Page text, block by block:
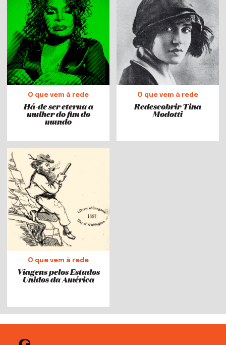
O que vem à rede
Há-de ser eterna a
mulher do fim do
mundo
O que vem à rede
Redescobrir Tina
Modotti
O que vem à rede
Viagens pelos Estados
Unidos da América